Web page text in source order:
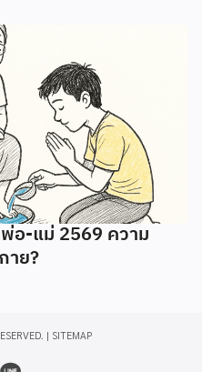
อ-แม่ 2569 ความ
าย?
| SITEMAP